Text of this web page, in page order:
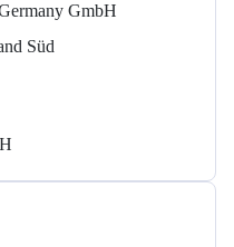
GmbH
Süd